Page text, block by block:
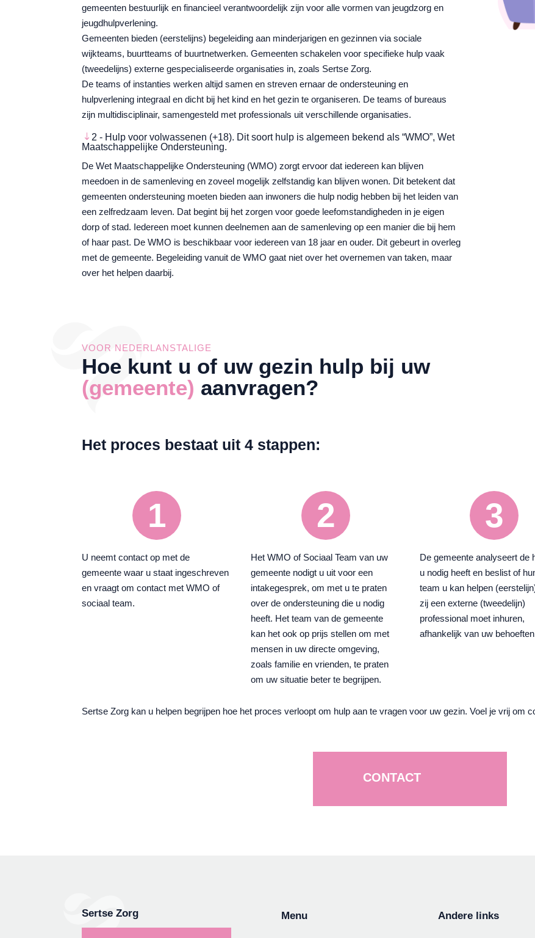
gemeenten bestuurlijk en financieel verantwoordelijk zijn voor alle vormen van jeugdzorg en
jeugdhulpverlening.
Gemeenten bieden (eerstelijns) begeleiding aan minderjarigen en gezinnen via sociale
wijkteams, buurtteams of buurtnetwerken. Gemeenten schakelen voor specifieke hulp vaak
(tweedelijns) externe gespecialiseerde organisaties in, zoals Sertse Zorg.
De teams of instanties werken altijd samen en streven ernaar de ondersteuning en
hulpverlening integraal en dicht bij het kind en het gezin te organiseren. De teams of bureaus
zijn multidisciplinair, samengesteld met professionals uit verschillende organisaties.
2 - Hulp voor volwassenen (+18). Dit soort hulp is algemeen bekend als “WMO”, Wet
Maatschappelijke Ondersteuning.
De Wet Maatschappelijke Ondersteuning (WMO) zorgt ervoor dat iedereen kan blijven
meedoen in de samenleving en zoveel mogelijk zelfstandig kan blijven wonen. Dit betekent dat
gemeenten ondersteuning moeten bieden aan inwoners die hulp nodig hebben bij het leiden van
een zelfredzaam leven. Dat begint bij het zorgen voor goede leefomstandigheden in je eigen
dorp of stad. Iedereen moet kunnen deelnemen aan de samenleving op een manier die bij hem
of haar past. De WMO is beschikbaar voor iedereen van 18 jaar en ouder. Dit gebeurt in overleg
met de gemeente. Begeleiding vanuit de WMO gaat niet over het overnemen van taken, maar
over het helpen daarbij.
VOOR NEDERLANSTALIGE
Hoe kunt u of uw gezin hulp bij uw
(gemeente) aanvragen?
Het proces bestaat uit 4 stappen:
1
U neemt contact op met de
gemeente waar u staat ingeschreven
en vraagt om contact met WMO of
sociaal team.
2
Het WMO of Sociaal Team van uw
gemeente nodigt u uit voor een
intakegesprek, om met u te praten
over de ondersteuning die u nodig
heeft. Het team van de gemeente
kan het ook op prijs stellen om met
mensen in uw directe omgeving,
zoals familie en vrienden, te praten
om uw situatie beter te begrijpen.
3
De gemeente analyseert de
u nodig heeft en beslist of
team u kan helpen
zij een externe (tweedelijn)
professional moet inhuren,
afhankelijk van uw
Sertse Zorg kan u helpen begrijpen hoe het proces verloopt om hulp aan te vragen voor uw gezin. Voel je vrij om
CONTACT
Sertse Zorg Menu Andere links